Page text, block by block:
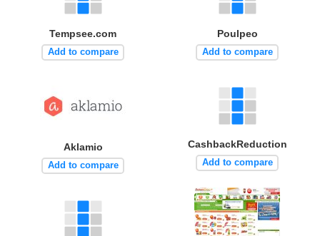
Tempsee.com
Add to compare
Poulpeo
Add to compare
Aklamio
Add to compare
CashbackReduction
Add to compare